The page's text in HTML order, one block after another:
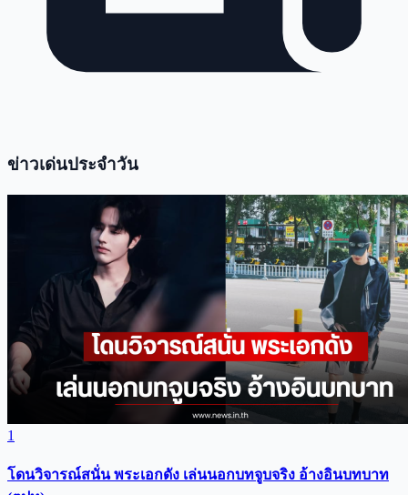
ข่าวเด่นประจำวัน
1
โดนวิจารณ์สนั่น พระเอกดัง เล่นนอกบทจูบจริง อ้างอินบทบาท